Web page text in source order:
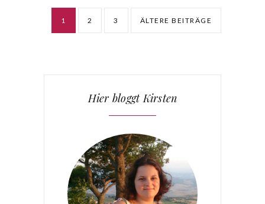
1 2 3 ÄLTERE BEITRÄGE
Hier bloggt Kirsten